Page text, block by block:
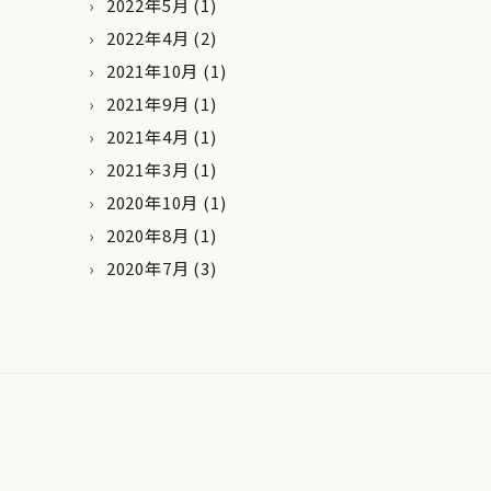
2022年5月 (1)
2022年4月 (2)
2021年10月 (1)
2021年9月 (1)
2021年4月 (1)
2021年3月 (1)
2020年10月 (1)
2020年8月 (1)
2020年7月 (3)